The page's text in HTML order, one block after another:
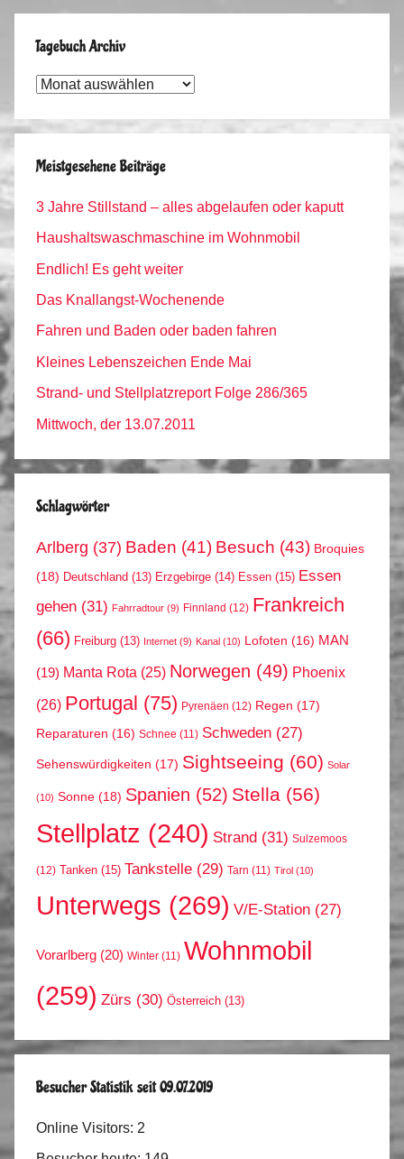
Tagebuch Archiv
Tagebuch
Meistgesehene Beiträge
3 Jahre Stillstand – alles abgelaufen oder kaputt
Haushaltswaschmaschine im Wohnmobil
Endlich! Es geht weiter
Das Knallangst-Wochenende
Fahren und Baden oder baden fahren
Kleines Lebenszeichen Ende Mai
Strand- und Stellplatzreport Folge 286/365
Mittwoch, der 13.07.2011
Schlagwörter
Arlberg (37) Baden (41) Besuch (43) Broquies
(18) Deutschland (13) Erzgebirge (14) Essen (15) Essen
gehen (31) Fahrradtour (9) Finnland (12) Frankreich
(66) Freiburg (13) Internet (9) Kanal (10) Lofoten (16) MAN
(19) Manta Rota (25) Norwegen (49) Phoenix
(26) Portugal (75) Pyrenäen (12) Regen (17)
Reparaturen (16) Schnee (11) Schweden (27)
Sehenswürdigkeiten (17) Sightseeing (60) Solar
(10) Sonne (18) Spanien (52) Stella (56)
Stellplatz (240) Strand (31) Sulzemoos
(12) Tanken (15) Tankstelle (29) Tarn (11) Tirol (10)
Unterwegs (269) V/E-Station (27)
Vorarlberg (20) Winter (11) Wohnmobil
(259) Zürs (30) Österreich (13)
Besucher Statistik seit 09.07.2019
Online Visitors: 2